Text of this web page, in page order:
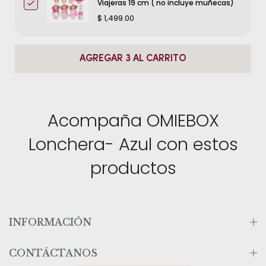
ALTA CALIDAD - Exterior de nylon de primera calidad con
forro ripstop ligero y resistente a los derrames. Sin PVC, BPA
Viajeras 19 cm ( no incluye muñecas)
$ 1,499.00
AGREGAR 3 AL CARRITO
Acompaña OMIEBOX
Lonchera- Azul con estos
productos
INFORMACIÓN
CONTÁCTANOS